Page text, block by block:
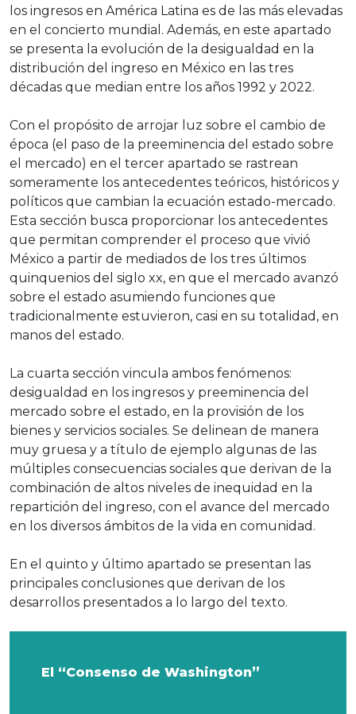
los ingresos en América Latina es de las más elevadas
en el concierto mundial. Además, en este apartado
se presenta la evolución de la desigualdad en la
distribución del ingreso en México en las tres
décadas que median entre los años 1992 y 2022.
Con el propósito de arrojar luz sobre el cambio de
época (el paso de la preeminencia del estado sobre
el mercado) en el tercer apartado se rastrean
someramente los antecedentes teóricos, históricos y
políticos que cambian la ecuación estado-mercado.
Esta sección busca proporcionar los antecedentes
que permitan comprender el proceso que vivió
México a partir de mediados de los tres últimos
quinquenios del siglo xx, en que el mercado avanzó
sobre el estado asumiendo funciones que
tradicionalmente estuvieron, casi en su totalidad, en
manos del estado.
La cuarta sección vincula ambos fenómenos:
desigualdad en los ingresos y preeminencia del
mercado sobre el estado, en la provisión de los
bienes y servicios sociales. Se delinean de manera
muy gruesa y a título de ejemplo algunas de las
múltiples consecuencias sociales que derivan de la
combinación de altos niveles de inequidad en la
repartición del ingreso, con el avance del mercado
en los diversos ámbitos de la vida en comunidad.
En el quinto y último apartado se presentan las
principales conclusiones que derivan de los
desarrollos presentados a lo largo del texto.
El “Consenso de Washington”